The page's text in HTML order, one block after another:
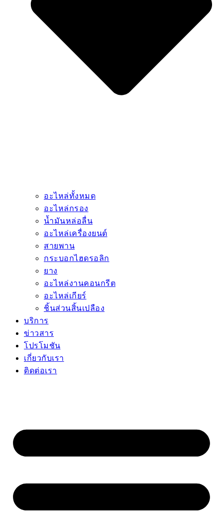
อะไหล่ทั้งหมด
อะไหล่กรอง
น้ำมันหล่อลื่น
อะไหล่เครื่องยนต์
สายพาน
กระบอกไฮดรอลิก
ยาง
อะไหล่งานคอนกรีต
อะไหล่เกียร์
ชิ้นส่วนสิ้นเปลือง
บริการ
ข่าวสาร
โปรโมชัน
เกี่ยวกับเรา
ติดต่อเรา